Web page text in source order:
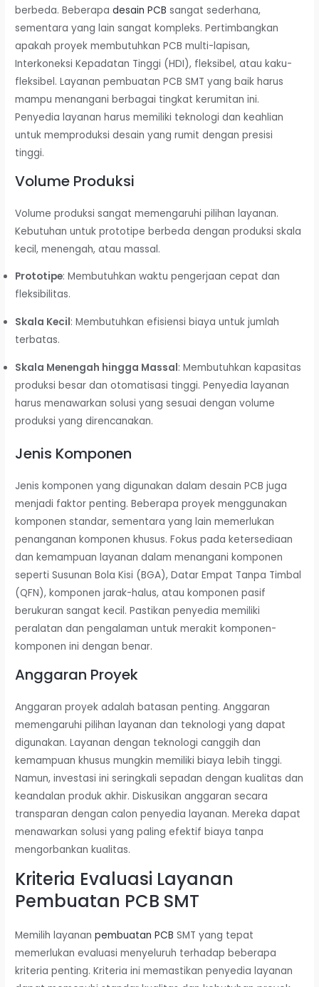
berbeda. Beberapadesain PCB sangat sederhana,
sementara yang lain sangat kompleks. Pertimbangkan
apakah proyek membutuhkan PCB multi-lapisan,
Interkoneksi Kepadatan Tinggi (HDI), fleksibel, atau kaku-
fleksibel. Layanan pembuatan PCB SMT yang baik harus
mampu menangani berbagai tingkat kerumitan ini.
Penyedia layanan harus memiliki teknologi dan keahlian
untuk memproduksi desain yang rumit dengan presisi
tinggi.
Volume Produksi
Volume produksi sangat memengaruhi pilihan layanan.
Kebutuhan untuk prototipe berbeda dengan produksi skala
kecil, menengah, atau massal.
Prototipe: Membutuhkan waktu pengerjaan cepat dan
fleksibilitas.
Skala Kecil: Membutuhkan efisiensi biaya untuk jumlah
terbatas.
Skala Menengah hingga Massal: Membutuhkan kapasitas
produksi besar dan otomatisasi tinggi. Penyedia layanan
harus menawarkan solusi yang sesuai dengan volume
produksi yang direncanakan.
Jenis Komponen
Jenis komponen yang digunakan dalam desain PCB juga
menjadi faktor penting. Beberapa proyek menggunakan
komponen standar, sementara yang lain memerlukan
penanganan komponen khusus. Fokus pada ketersediaan
dan kemampuan layanan dalam menangani komponen
seperti Susunan Bola Kisi (BGA), Datar Empat Tanpa Timbal
(QFN), komponen jarak-halus, atau komponen pasif
berukuran sangat kecil. Pastikan penyedia memiliki
peralatan dan pengalaman untuk merakit komponen-
komponen ini dengan benar.
Anggaran Proyek
Anggaran proyek adalah batasan penting. Anggaran
memengaruhi pilihan layanan dan teknologi yang dapat
digunakan. Layanan dengan teknologi canggih dan
kemampuan khusus mungkin memiliki biaya lebih tinggi.
Namun, investasi ini seringkali sepadan dengan kualitas dan
keandalan produk akhir. Diskusikan anggaran secara
transparan dengan calon penyedia layanan. Mereka dapat
menawarkan solusi yang paling efektif biaya tanpa
mengorbankan kualitas.
Kriteria Evaluasi Layanan
Pembuatan PCB SMT
Memilih layananpembuatan PCB SMT yang tepat
memerlukan evaluasi menyeluruh terhadap beberapa
kriteria penting. Kriteria ini memastikan penyedia layanan